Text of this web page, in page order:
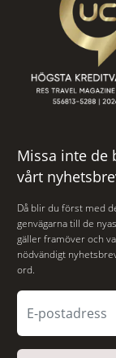
Missa inte de
vårt
Då blir du först med
genvägarna till de
gäller framöver och
nödvändigt
ord.